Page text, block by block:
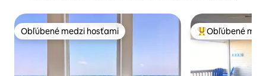
Obľúbené medzi hosťami
Obľúbené medzi hosťami Najobľúbenejšie
Obľúbené